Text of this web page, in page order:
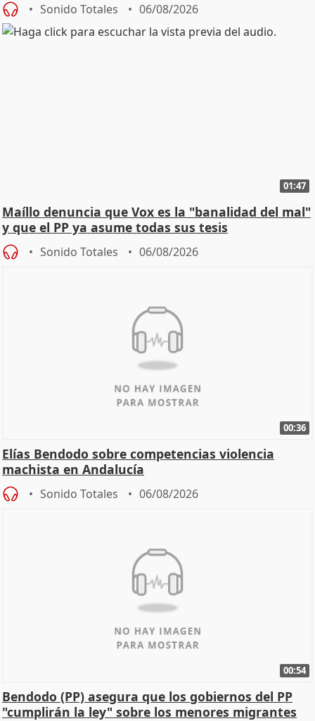
Sonido Totales 06/08/2026
01:47
Maíllo denuncia que Vox es la "banalidad del mal"
y que el PP ya asume todas sus tesis
Sonido Totales 06/08/2026
00:36
Elías Bendodo sobre competencias violencia
machista en Andalucía
Sonido Totales 06/08/2026
00:54
Bendodo (PP) asegura que los gobiernos del PP
"cumplirán la ley" sobre los menores migrantes